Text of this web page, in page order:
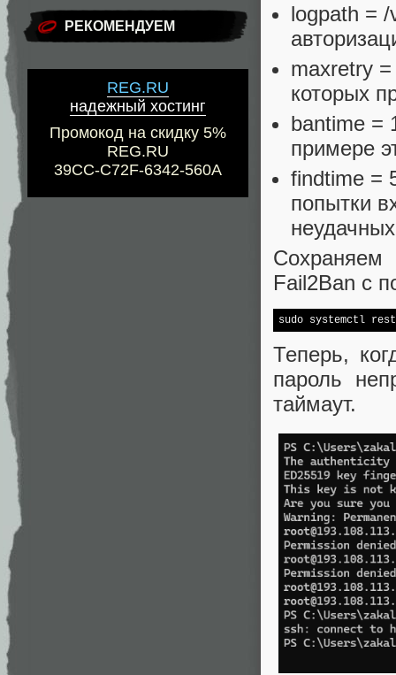
РЕКОМЕНДУЕМ
REG.RU
надежный хостинг
Промокод на скидку 5%
REG.RU
39CC-C72F-6342-560A
logpath = /
maxretry
которых
bantime =
примере
findtime =
попытки
Сохраняем
Fail2Ban с
sudo systemctl
Теперь,
пароль
таймаут.